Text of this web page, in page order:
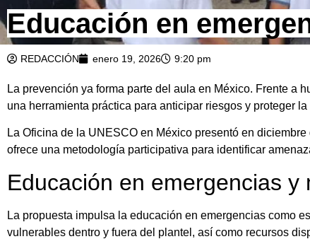
Educación en
REDACCIÓN enero 19, 2026 9:20 pm
La prevención ya forma parte del aula en México. Frente a
una herramienta práctica para anticipar riesgos y proteger
La Oficina de la UNESCO en México presentó en
ofrece una metodología participativa para identificar
Educación en emergencias y
La propuesta impulsa la educación en emergencias como
vulnerables dentro y fuera del plantel, así como recursos